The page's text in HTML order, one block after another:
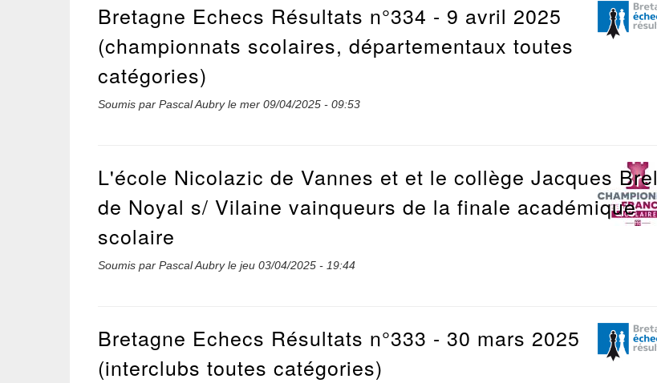
Bretagne Echecs Résultats n°334 - 9 avril 2025
(championnats scolaires, départementaux toutes
catégories)
Soumis par Pascal Aubryle mer 09/04/2025 - 09:53
L'école Nicolazic de Vannes et et le collège Jacques Brel
de Noyal s/ Vilaine vainqueurs de la finale académique
scolaire
Soumis par Pascal Aubryle jeu 03/04/2025 - 19:44
Bretagne Echecs Résultats n°333 - 30 mars 2025
(interclubs toutes catégories)